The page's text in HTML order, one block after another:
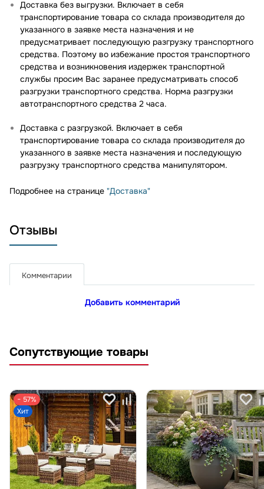
Доставка без выгрузки. Включает в себя
транспортирование товара со склада производителя до
указанного в заявке места назначения и не
предусматривает последующую разгрузку транспортного
средства. Поэтому во избежание простоя транспортного
средства и возникновения издержек транспортной
службы просим Вас заранее предусматривать способ
разгрузки транспортного средства. Норма разгрузки
автотранспортного средства 2 часа.
Доставка с разгрузкой. Включает в себя
транспортирование товара со склада производителя до
указанного в заявке места назначения и последующую
разгрузку транспортного средства манипулятором.
Подробнее на странице "Доставка"
Отзывы
Комментарии
Добавить комментарий
Сопутствующие товары
− 57%
Хит